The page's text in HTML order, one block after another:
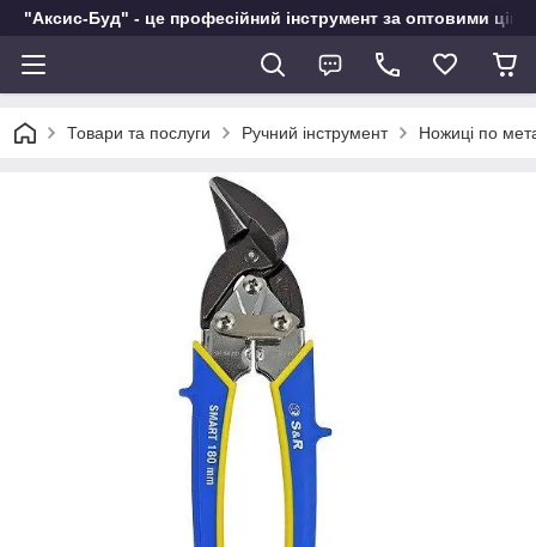
"Аксис-Буд" - це професійний інструмент за оптовими
Товари та послуги Ручний інструмент Ножиці по